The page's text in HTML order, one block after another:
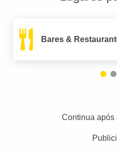
Bares &
Continua